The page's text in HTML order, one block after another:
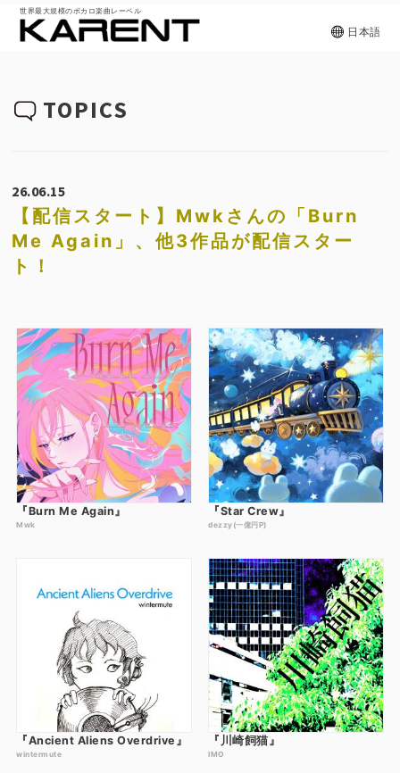
世界最大規模のボカロ楽曲レーベル
日本語
TOPICS
26.06.15
【配信スタート】Mwkさんの「Burn
Me Again」、他3作品が配信スター
ト！
『Burn Me Again』
Mwk
『Star Crew』
dezzy(一億円P)
『Ancient Aliens Overdrive』
wintermute
『川崎飼猫』
IMO